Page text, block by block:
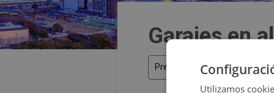
Garajes en
Precio
Utilizamos